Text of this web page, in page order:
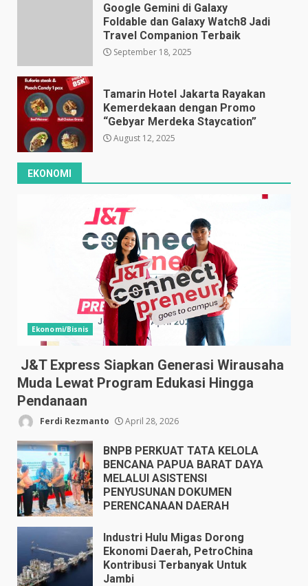
Google Gemini di Galaxy
Foldable dan Galaxy Watch8 Jadi
Travel Companion Terbaik
September 18, 2025
Tamarin Hotel Jakarta Rayakan
Kemerdekaan dengan Promo
“Gebyar Merdeka Staycation”
August 12, 2025
EKONOMI
Ekonomi/Bisnis
J&T Express Siapkan Generasi Wirausaha
Muda Lewat Program Edukasi Hingga
Pendanaan
Ferdi Rezmanto April 28, 2026
BNPB PERKUAT TATA KELOLA
BENCANA PAPUA BARAT DAYA
MELALUI ASISTENSI
PENYUSUNAN DOKUMEN
PERENCANAAN DAERAH
Industri Hulu Migas Dorong
Ekonomi Daerah, PetroChina
Kontribusi Terbanyak Untuk
Jambi